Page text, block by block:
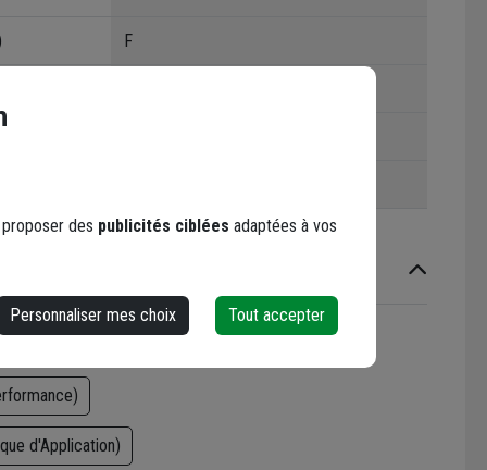
F
d'Application)
des publicités ciblées adaptées à vos
Personnaliser mes choix Tout accepter